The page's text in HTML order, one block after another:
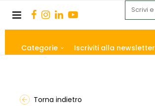
Categorie Iscriviti alla newsletter
Torna indietro